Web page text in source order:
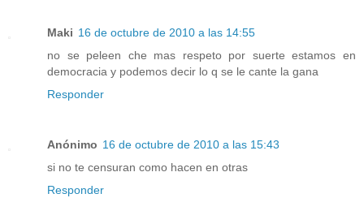
Maki 16 de octubre de 2010 a las 14:55
no se peleen che mas respeto por suerte estamos en
democracia y podemos decir lo q se le cante la gana
Responder
Anónimo 16 de octubre de 2010 a las 15:43
si no te censuran como hacen en otras
Responder